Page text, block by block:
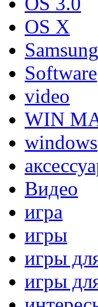
OS X
Samsung
Software
video
WIN
windows
Видео
игра
игры
игры
игры